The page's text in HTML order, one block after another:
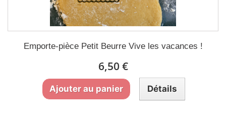
Emporte-pièce Petit Beurre Vive les vacances !
6,50 €
Ajouter au panier Détails